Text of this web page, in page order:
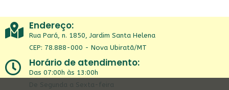
Endereço:
Rua Pará, n. 1850, Jardim Santa Helena
CEP: 78.888-000 - Nova Ubiratã/MT
Horário de atendimento:
Das 07:00h às 13:00h
De Segunda a Sexta-feira